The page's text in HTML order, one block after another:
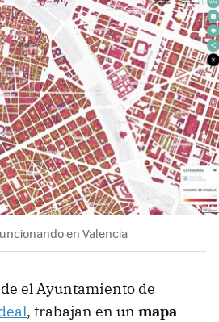
en Valencia
el Ayuntamiento de
, trabajan en un mapa